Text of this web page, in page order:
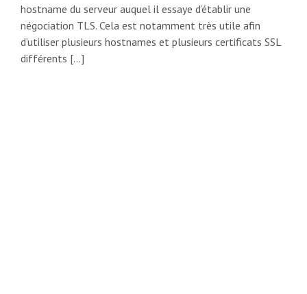
hostname du serveur auquel il essaye d’établir une
négociation TLS. Cela est notamment très utile afin
d’utiliser plusieurs hostnames et plusieurs certificats SSL
différents […]